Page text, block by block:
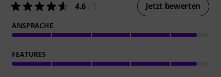
4.6 Jetzt bewerten
ANSPRACHE
FEATURES